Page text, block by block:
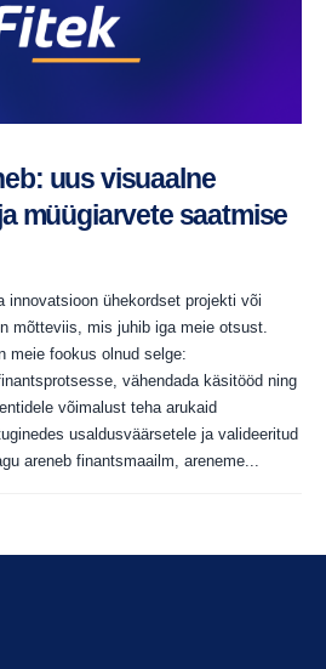
uus visuaalne
müügiarvete saatmise
innovatsioon ühekordset projekti või
mõtteviis, mis juhib iga meie otsust.
meie fookus olnud selge:
vähendada käsitööd ning
võimalust teha arukaid
usaldusväärsetele ja valideeritud
areneb finantsmaailm, areneme...